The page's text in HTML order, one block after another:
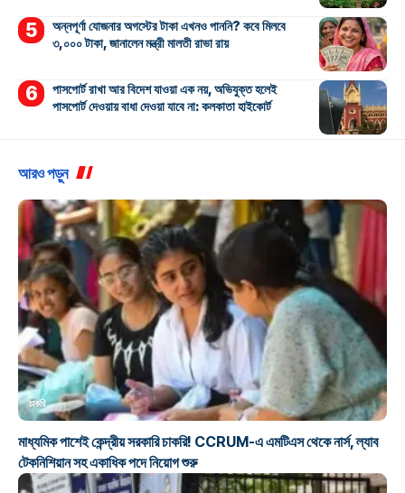
অন্নপূর্ণা যোজনার অগস্টের টাকা এখনও পাননি? কবে মিলবে
৩,০০০ টাকা, জানালেন মন্ত্রী মালতী রাভা রায়
পাসপোর্ট রাখা আর বিদেশ যাওয়া এক নয়, অভিযুক্ত হলেই
পাসপোর্ট দেওয়ায় বাধা দেওয়া যাবে না: কলকাতা হাইকোর্ট
আরও পড়ুন
চাকরি
মাধ্যমিক পাশেই কেন্দ্রীয় সরকারি চাকরি! CCRUM-এ এমটিএস থেকে নার্স, ল্যাব
টেকনিশিয়ান সহ একাধিক পদে নিয়োগ শুরু